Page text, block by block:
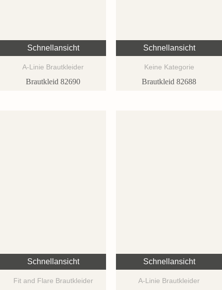
Schnellansicht
A-Linie Brautkleider
Brautkleid 82690
Schnellansicht
Keine Kategorie
Brautkleid 82688
Schnellansicht
Fit and Flare Brautkleider
Schnellansicht
A-Linie Brautkleider